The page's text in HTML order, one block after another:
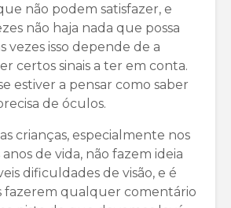
não podem satisfazer, e
não haja nada que possa
vezes isso depende de a
certos sinais a ter em conta.
estiver a pensar como saber
de óculos.
crianças, especialmente nos
de vida, não fazem ideia
dificuldades de visão, e é
fazerem qualquer comentário